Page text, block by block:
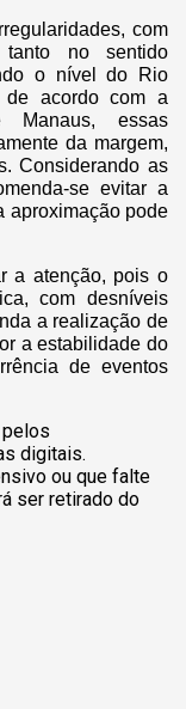
com
tanto no sentido
o nível do Rio
acordo com a
essas
da margem,
Considerando as
se evitar a
aproximação pode
a atenção, pois o
com desníveis
a realização de
a estabilidade do
de eventos
digitais.
ou que falte
ser retirado do